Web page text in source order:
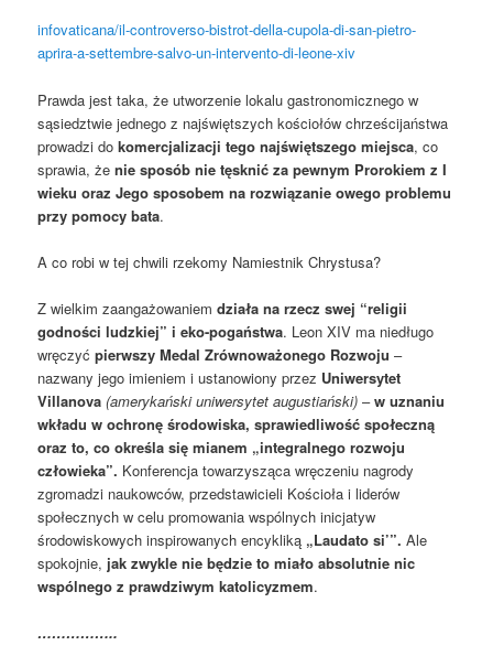
infovaticana/il-controverso-bistrot-della-cupola-di-san-pietro-
aprira-a-settembre-salvo-un-intervento-di-leone-xiv
Prawda jest taka, że utworzenie lokalu gastronomicznego w
sąsiedztwie jednego z najświętszych kościołów chrześcijaństwa
prowadzi dokomercjalizacji tego najświętszego miejsca, co
sprawia, żenie sposób nie tęsknić za pewnym Prorokiem z I
wieku oraz Jego sposobem na rozwiązanie owego problemu
przy pomocy bata.
A co robi w tej chwili rzekomy Namiestnik Chrystusa?
Z wielkim zaangażowaniemdziała na rzecz swej “religii
godności ludzkiej” i eko-pogaństwa. Leon XIV ma niedługo
wręczyćpierwszy Medal Zrównoważonego Rozwoju –
nazwany jego imieniem i ustanowiony przez Uniwersytet
Villanova (amerykański uniwersytet augustiański)–w uznaniu
wkładu w ochronę środowiska, sprawiedliwość społeczną
oraz to, co określa się mianem „integralnego rozwoju
człowieka”. Konferencja towarzysząca wręczeniu nagrody
zgromadzi naukowców, przedstawicieli Kościoła i liderów
społecznych w celu promowania wspólnych inicjatyw
środowiskowych inspirowanych encykliką „Laudato si’”. Ale
spokojnie, jak zwykle nie będzie to miało absolutnie nic
wspólnego z prawdziwym katolicyzmem.
……………..